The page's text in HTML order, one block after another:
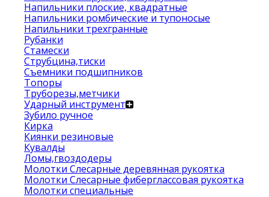
Напильники плоские, квадратные
Напильники ромбические и тупоносые
Напильники трехгранные
Рубанки
Стамески
Струбцина,тиски
Съемники подшипников
Топоры
Труборезы,метчики
Ударный инструмент
Зубило ручное
Кирка
Киянки резиновые
Кувалды
Ломы,гвоздодеры
Молотки Слесарные деревянная рукоятка
Молотки Слесарные фиберглассовая рукоятка
Молотки специальные